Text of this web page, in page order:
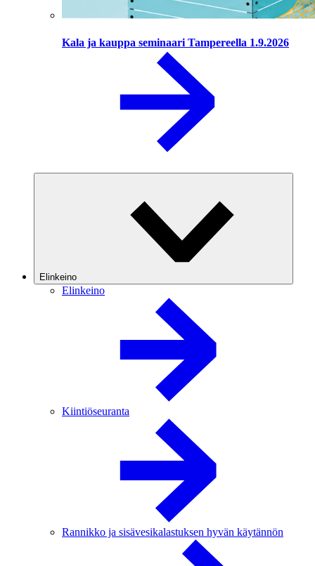
Kala ja kauppa seminaari Tampereella 1.9.2026
Elinkeino
Elinkeino
Kiintiöseuranta
Rannikko ja sisävesikalastuksen hyvän käytännön